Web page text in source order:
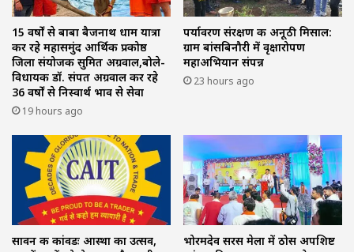
15 वर्षों से बाबा बैजनाथ धाम यात्रा
कर रहे महासमुंद आर्थिक प्रकोष्ठ
जिला संयोजक सुमित अग्रवाल,बोले-
विधायक डॉ. संपत अग्रवाल कर रहे
36 वर्षों से निस्वार्थ भाव से सेवा
19 hours ago
पर्यावरण संरक्षण की अनूठी मिसाल:
ग्राम बांसबिनौरी में वृक्षारोपण
महाअभियान संपन्न
23 hours ago
सावन की कांवडः आस्था का उत्सव,
भोरमदेव सरस मेला में ठोस अपशिष्ट